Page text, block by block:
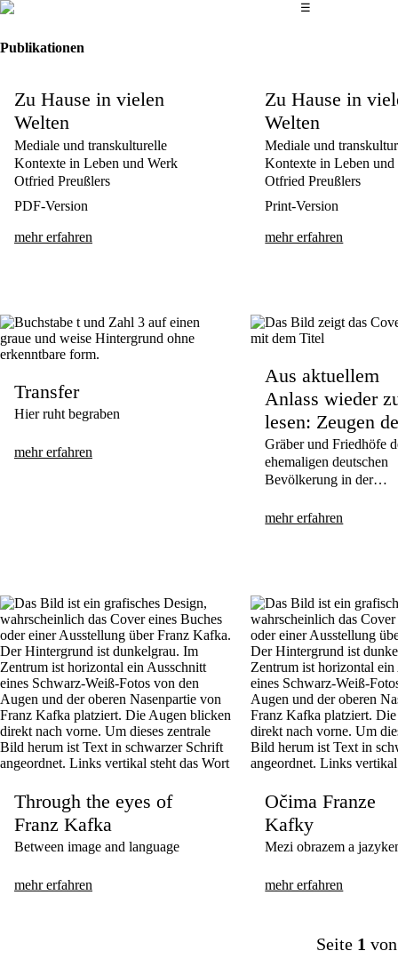
Das
☰
Publikationen
Zu Hause in vielen
Welten
Mediale und transkulturelle
Kontexte in Leben und Werk
Otfried Preußlers
PDF-Version
mehr erfahren
Zu Hause in
Welten
Mediale und
Kontexte in Leben und
Otfried Preußlers
Print-Version
mehr erfahren
Transfer
Hier ruht begraben
mehr erfahren
Aus aktuellem
Anlass wieder
lesen: Zeugen
Geschichte
Gräber und Friedhöfe
ehemaligen deutschen
Bevölkerung in der
Möglichkeiten ihrer
mehr erfahren
Through the eyes of
Franz Kafka
Between image and language
mehr erfahren
Očima Franze
Kafky
Mezi obrazem a
mehr erfahren
Seite 1